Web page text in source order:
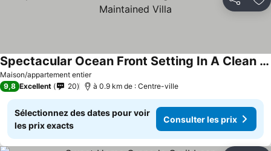
Partager
Maison/appartement entier
Spectacular Ocean Front Setting In A Clean And Well Maintained Villa
9,8 Excellent 20 à 0.9 km de : Centre-ville
Sélectionnez des dates pour voir
les prix exacts
Consulter les prix